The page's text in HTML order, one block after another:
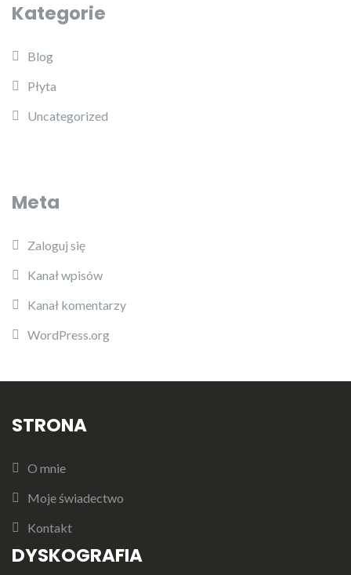
Kategorie
Blog
Płyta
Uncategorized
Meta
Zaloguj się
Kanał wpisów
Kanał komentarzy
WordPress.org
STRONA
O mnie
Moje świadectwo
Kontakt
DYSKOGRAFIA